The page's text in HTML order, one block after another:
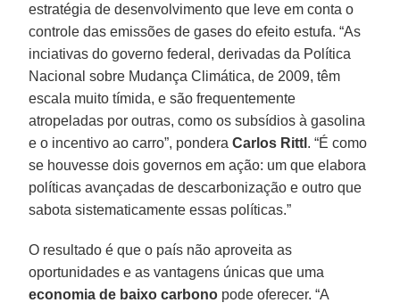
estratégia de desenvolvimento que leve em conta o
controle das emissões de gases do efeito estufa. “As
inciativas do governo federal, derivadas da Política
Nacional sobre Mudança Climática, de 2009, têm
escala muito tímida, e são frequentemente
atropeladas por outras, como os subsídios à gasolina
e o incentivo ao carro”, ponderaCarlos Rittl . “É como
se houvesse dois governos em ação: um que elabora
políticas avançadas de descarbonização e outro que
sabota sistematicamente essas políticas.”
O resultado é que o país não aproveita as
oportunidades e as vantagens únicas que uma
economia de baixo carbono pode oferecer. “A